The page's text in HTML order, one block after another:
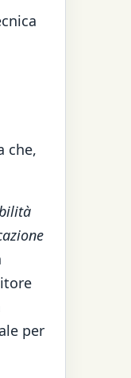
che,
per